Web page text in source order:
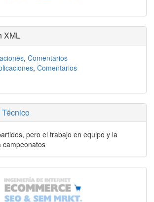
XML
, Comentarios
, Comentarios
pero el trabajo en equipo y la
campeonatos